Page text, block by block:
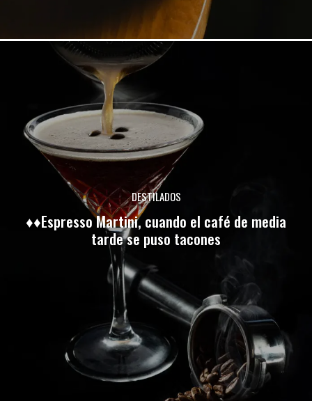
DESTILADOS
♦♦Espresso Martini, cuando el café de media
tarde se puso tacones